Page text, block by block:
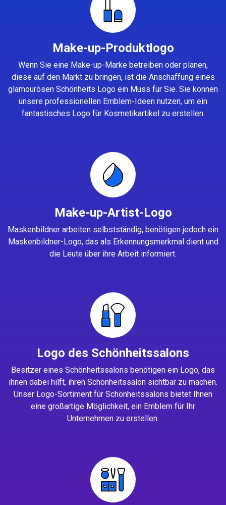
Make-up-Produktlogo
Wenn Sie eine Make-up-Marke betreiben oder planen,
diese auf den Markt zu bringen, ist die Anschaffung eines
glamourösen Schönheits Logo ein Muss für Sie. Sie können
unsere professionellen Emblem-Ideen nutzen, um ein
fantastisches Logo für Kosmetikartikel zu erstellen.
Make-up-Artist-Logo
Maskenbildner arbeiten selbstständig, benötigen jedoch ein
Maskenbildner-Logo, das als Erkennungsmerkmal dient und
die Leute über ihre Arbeit informiert.
Logo des Schönheitssalons
Besitzer eines Schönheitssalons benötigen ein Logo, das
ihnen dabei hilft, ihren Schönheitssalon sichtbar zu machen.
Unser Logo-Sortiment für Schönheitssalons bietet Ihnen
eine großartige Möglichkeit, ein Emblem für Ihr
Unternehmen zu erstellen.